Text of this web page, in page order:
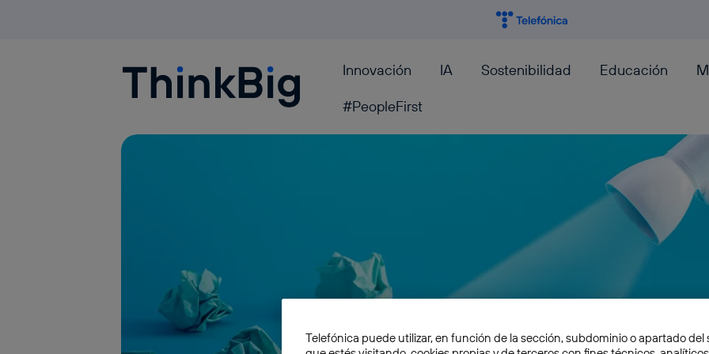
Blogthinkbig.com Innovación IA Sostenibilidad Educación
#PeopleFirst
Telefónica puede utilizar, en función de la sección, subdominio o apartado del